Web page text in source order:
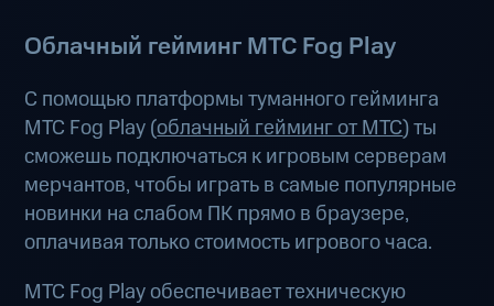
Облачный гейминг МТС Fog Play
С помощью платформы туманного гейминга
МТС Fog Play (облачный гейминг от МТС) ты
сможешь подключаться к игровым серверам
мерчантов, чтобы играть в самые популярные
новинки на слабом ПК прямо в браузере,
оплачивая только стоимость игрового часа.
МТС Fog Play обеспечивает техническую